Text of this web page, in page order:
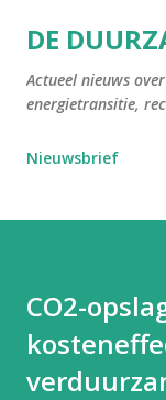
DE
Actueel nieuws
energietransitie,
Nieuwsbrief
CO2-